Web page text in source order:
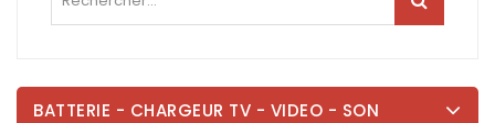
BATTERIE - CHARGEUR TV - VIDEO - SON